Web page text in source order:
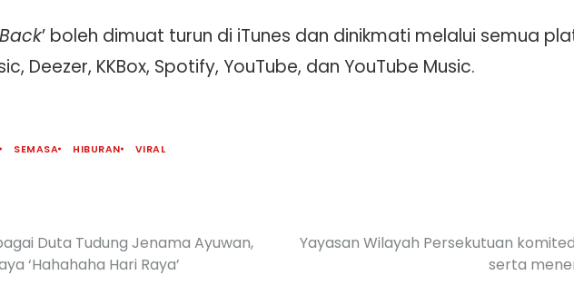
’ boleh dimuat turun di iTunes dan dinikmati melalui semua
Deezer, KKBox, Spotify, YouTube, dan YouTube Music.
SEMASA HIBURAN VIRAL
Duta Tudung Jenama Ayuwan,
‘Hahahaha Hari Raya’
Yayasan Wilayah Persekutuan
serta